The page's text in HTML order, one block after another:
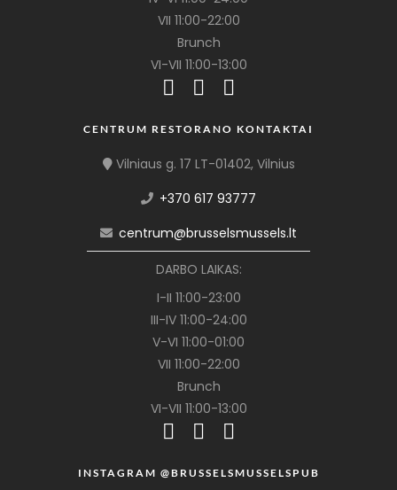
VII 11:00-22:00
Brunch
VI-VII 11:00-13:00
CENTRUM RESTORANO KONTAKTAI
Vilniaus g. 17 LT-01402, Vilnius
+370 617 93777
centrum@brusselsmussels.lt
DARBO LAIKAS:
I-II 11:00-23:00
III-IV 11:00-24:00
V-VI 11:00-01:00
VII 11:00-22:00
Brunch
VI-VII 11:00-13:00
INSTAGRAM @BRUSSELSMUSSELSPUB